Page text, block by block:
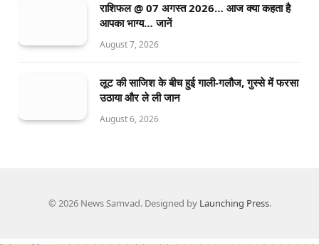
राशिफल @ 07 अगस्त 2026… आज क्या कहता है
आपका भाग्य… जानें
August 7, 2026
लूट की साजिश के बीच हुई गाली-गलौज, गुस्से में फरसा
उठाया और ले ली जान
August 6, 2026
© 2026 News Samvad. Designed by Launching Press.